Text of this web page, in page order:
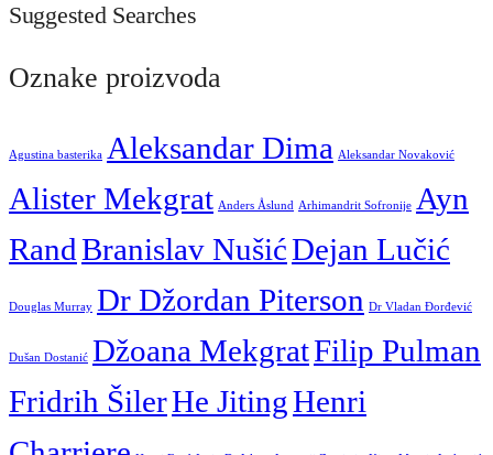
Suggested Searches
Oznake proizvoda
Agustina basterika Aleksandar Dima Aleksandar Novaković
Alister Mekgrat Anders Åslund Arhimandrit Sofronije Ayn
RandBranislav NušićDejan Lučić
Douglas Murray Dr Džordan Piterson Dr Vladan Đorđević
Dušan Dostanić Džoana MekgratFilip Pulman
Fridrih ŠilerHe JitingHenri